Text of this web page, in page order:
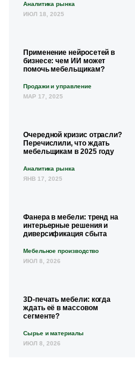
Аналитика рынка
ИЮЛ 18, 2025
Применение нейросетей в
бизнесе: чем ИИ может
помочь мебельщикам?
Продажи и управление
МАР 17, 2025
Очередной кризис отрасли?
Перечислили, что ждать
мебельщикам в 2025 году
Аналитика рынка
ЯНВ 17, 2025
Фанера в мебели: тренд на
интерьерные решения и
диверсификация сбыта
Мебельное производство
ИЮЛ 8, 2026
3D-печать мебели: когда
ждать её в массовом
сегменте?
Сырье и материалы
ИЮЛ 8, 2026